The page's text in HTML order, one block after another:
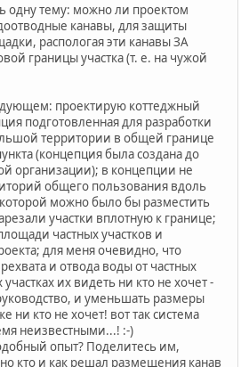
одну тему: можно ли проектом
канавы, для защиты
распологая эти канавы ЗА
границы участка (т. е. на чужой
проектирую коттеджный
подготовленная для разработки
территории в общей границе
(концепция была создана до
организации); в концепции не
общего пользования вдоль
можно было бы разместить
участки вплотную к границе;
частных участков и
для меня очевидно, что
и отвода воды от частных
их видеть ни кто не хочет -
и уменьшать размеры
ни кто не хочет! вот так система
неизвестными...! :-)
опыт? Поделитесь им,
кто и как решал размещения канав